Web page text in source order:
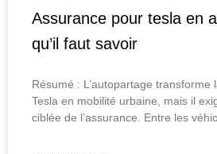
Assurance pour tesla en
qu’il faut savoir
Résumé : L’autopartage transforme
Tesla en mobilité urbaine, mais il
ciblée de l’assurance. Entre les